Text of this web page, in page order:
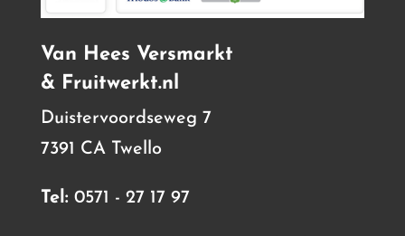
Van Hees Versmarkt
& Fruitwerkt.nl
Duistervoordseweg 7
7391 CA Twello
Tel: 0571 - 27 17 97